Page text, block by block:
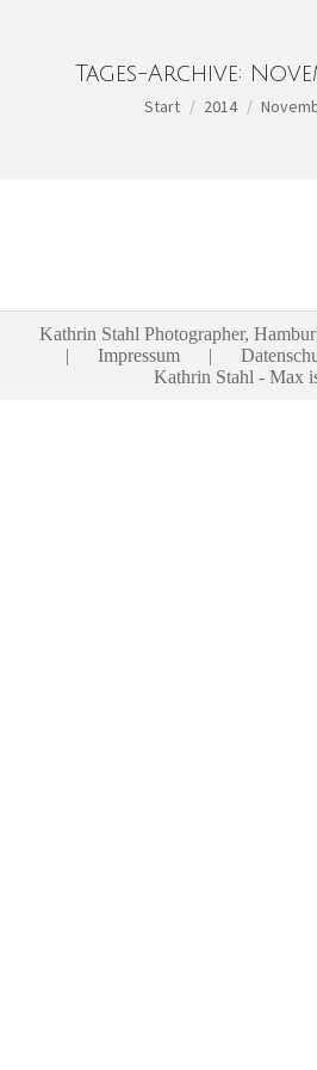
Tages-Archive:
Sie befinden sich hier:
Start 2014
Kathrin Stahl Photographer,
|Impressum |
Kathrin Stahl - Max